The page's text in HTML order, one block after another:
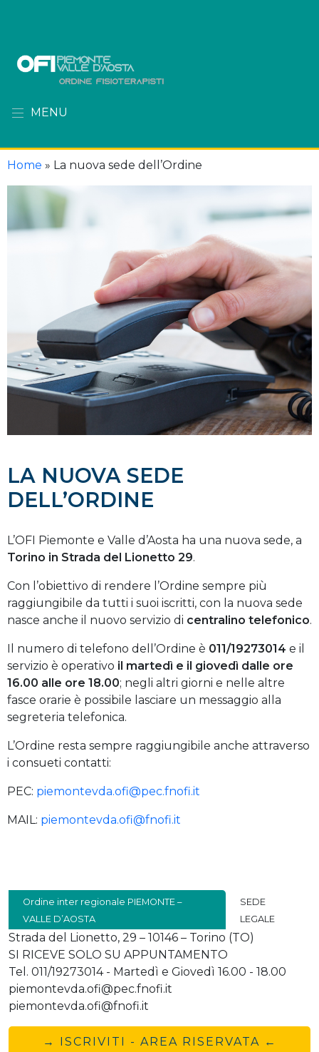
MENU
Home » La nuova sede dell’Ordine
LA NUOVA SEDE
DELL’ORDINE
L’OFI Piemonte e Valle d’Aosta ha una nuova sede, a
Torino in Strada del Lionetto 29.
Con l’obiettivo di rendere l’Ordine sempre più
raggiungibile da tutti i suoi iscritti, con la nuova sede
nasce anche il nuovo servizio di centralino telefonico.
Il numero di telefono dell’Ordine è 011/19273014 e il
servizio è operativo il martedì e il giovedì dalle ore
16.00 alle ore 18.00; negli altri giorni e nelle altre
fasce orarie è possibile lasciare un messaggio alla
segreteria telefonica.
L’Ordine resta sempre raggiungibile anche attraverso
i consueti contatti:
PEC: piemontevda.ofi@pec.fnofi.it
MAIL: piemontevda.ofi@fnofi.it
Ordine inter regionale PIEMONTE –
VALLE D’AOSTA
SEDE
LEGALE
Strada del Lionetto, 29 – 10146 – Torino (TO)
SI RICEVE SOLO SU APPUNTAMENTO
Tel. 011/19273014 - Martedì e Giovedì 16.00 - 18.00
piemontevda.ofi@pec.fnofi.it
piemontevda.ofi@fnofi.it
→ ISCRIVITI - AREA RISERVATA ←